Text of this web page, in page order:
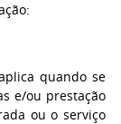
quando se
e/ou prestação
ou o serviço